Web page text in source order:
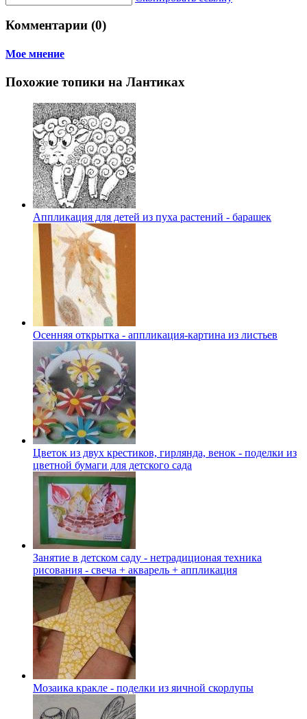
Комментарии (0)
Мое мнение
Похожие топики на Лантиках
Аппликация для детей из пуха растений - барашек
Осенняя открытка - аппликация-картина из листьев
Цветок из двух крестиков, гирлянда, венок - поделки из
цветной бумаги для детского сада
Занятие в детском саду - нетрадиционая техника
рисования - свеча + акварель + аппликация
Мозаика кракле - поделки из яичной скорлупы